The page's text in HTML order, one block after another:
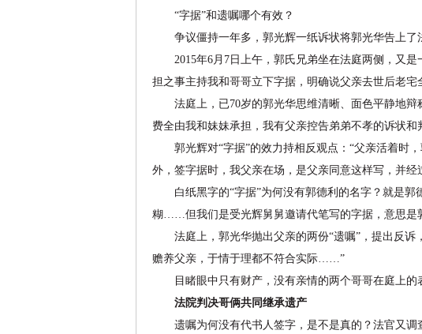
“字据”和遗嘱哪个有效？
争议僵持一年多，郭光辉一纸诉状将郭光华告上了
2015年6月7日上午，郭氏兄弟坐在法庭两侧，又是
担之事主持我和哥哥立下字据，明确说父亲去世后老
法庭上，已70岁的郭光华思维清晰、面色平静地辩
费全由我和妹妹承担，我有父亲控告弟弟不孝的诉状
郭光辉对“字据”的效力持相反观点：“父亲活着时
外，签字据时，我父亲在场，是父亲同意这样写，并
白纸黑字的“字据”为何没有郭德利的名字？就是郭
糊……但我们是受光辉舅舅邀请代笔写的字据，意思是
法庭上，郭光华抛出父亲的两份“遗嘱”，提出反诉
赡养父亲，于情于理都不符合实际……”
目睹眼中只有财产，没有亲情的两个哥哥在庭上的
法院判决哥俩共同继承遗产
遗嘱为何没有代书人签字，是不是真的？法官又调